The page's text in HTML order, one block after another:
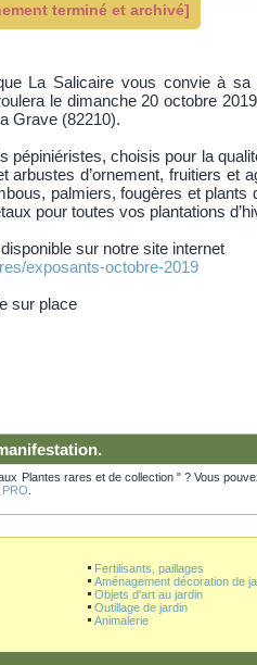
terminé et archivé]
La Salicaire vous convie à
le dimanche 20 octobre
Grave (82210).
pépiniéristes, choisis pour la
arbustes d’ornement, fruitiers et
palmiers, fougères et
pour toutes vos plantations
sur notre site internet
exposants-octobre-2019
sur place
Plantes rares et de collection " ? Vous
PRO
Fertilisants, paillages
Aménagement décoration de
Objets d'art au jardin
Outillage de jardin
Animalerie